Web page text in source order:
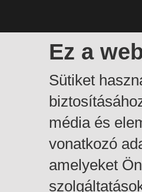
Ez a
Sütiket
média és
vonatkozó
amelyeket